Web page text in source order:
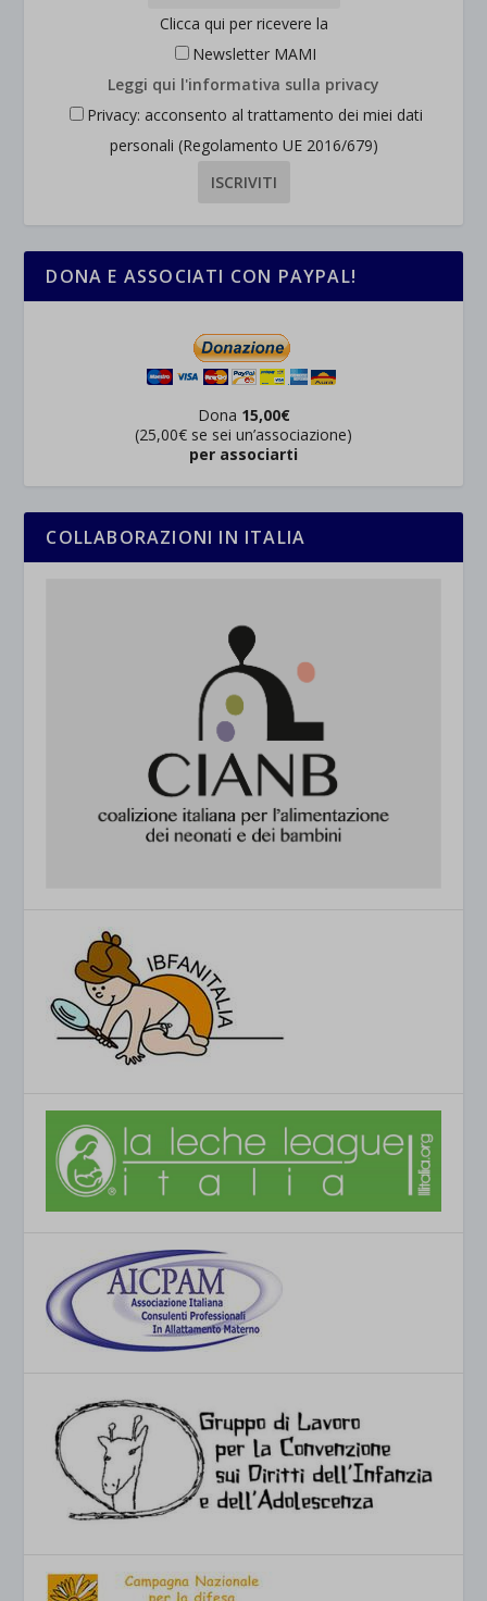
Clicca qui per ricevere la
Newsletter MAMI
Leggi qui l'informativa sulla privacy
Privacy: acconsento al trattamento dei miei dati
personali (Regolamento UE 2016/679)
DONA E ASSOCIATI CON PAYPAL!
Dona 15,00€
(25,00€ se sei un’associazione)
per associarti
COLLABORAZIONI IN ITALIA